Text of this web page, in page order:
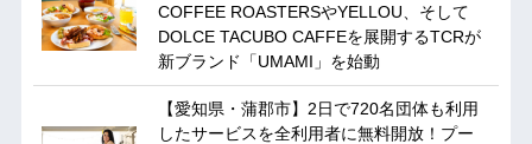
COFFEE ROASTERSやYELLOU、そして
DOLCE TACUBO CAFFEを展開するTCRが
新ブランド「UMAMI」を始動
【愛知県・蒲郡市】2日で720名団体も利用
したサービスを全利用者に無料開放！プー